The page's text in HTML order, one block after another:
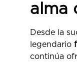
alma
Desde la
legendario
continúa